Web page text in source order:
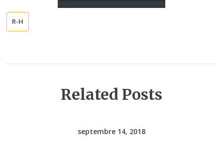
R-H
Related Posts
septembre 14, 2018